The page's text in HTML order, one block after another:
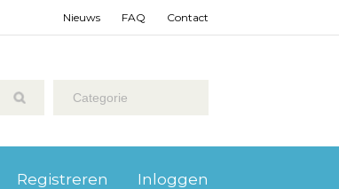
Contact
FAQ
Nieuws
Categorie
Inloggen
Registreren